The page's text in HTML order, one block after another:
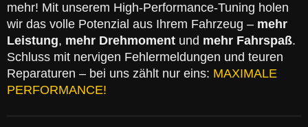
mehr! Mit unserem High-Performance-Tuning holen
wir das volle Potenzial aus Ihrem Fahrzeug – mehr
Leistung, mehr Drehmoment und mehr Fahrspaß.
Schluss mit nervigen Fehlermeldungen und teuren
Reparaturen – bei uns zählt nur eins: MAXIMALE
PERFORMANCE!